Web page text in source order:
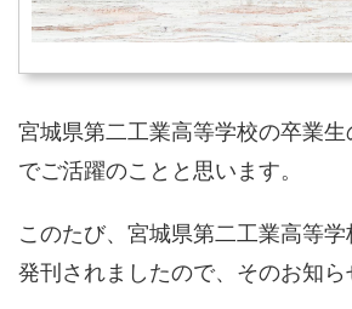
宮城県第二工業高等学校の卒業
でご活躍のことと思います。
このたび、宮城県第二工業高等
発刊されましたので、そのお知ら